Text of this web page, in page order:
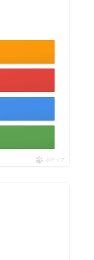
ポチップ